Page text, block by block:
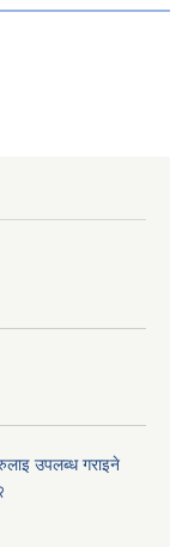
उपलब्ध गराइने